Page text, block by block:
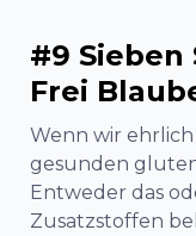
#9 Sieben
Frei
Wenn wir ehrlich
gesunden
Entweder das
Zusatzstoffen